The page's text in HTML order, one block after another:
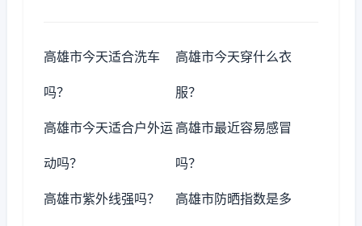
高雄市今天适合洗车
吗？
高雄市今天穿什么衣
服？
高雄市今天适合户外运
动吗？
高雄市最近容易感冒
吗？
高雄市紫外线强吗？ 高雄市防晒指数是多